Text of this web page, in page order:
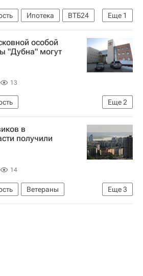
Еще 1
Ипотека
ВТБ24
особой
"Дубна" могут
13
Еще2
Россия
в
получили
14
Еще3
Ветераны
Жилье Россия